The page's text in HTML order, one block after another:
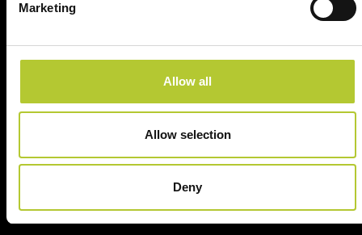
Marketing
Allow all
Allow selection
Deny
Un'esperienza
consolidata nel tempo
+ di 170 Maestri
Serramentisti Domal